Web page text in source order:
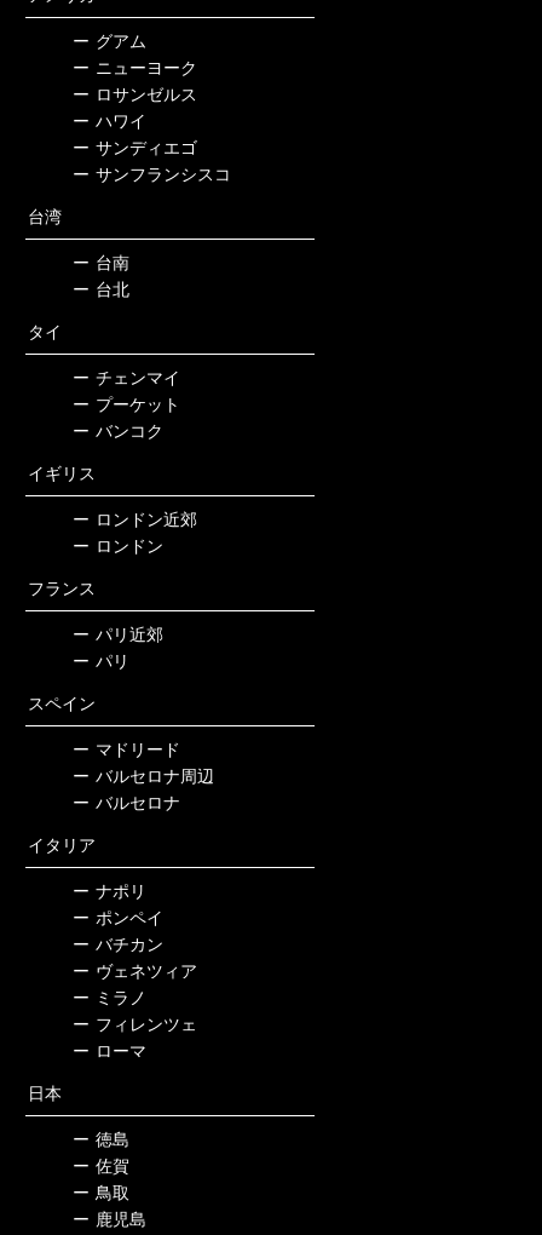
ー グアム
ー ニューヨーク
ー ロサンゼルス
ー ハワイ
ー サンディエゴ
ー サンフランシスコ
台湾
ー 台南
ー 台北
タイ
ー チェンマイ
ー プーケット
ー バンコク
イギリス
ー ロンドン近郊
ー ロンドン
フランス
ー パリ近郊
ー パリ
スペイン
ー マドリード
ー バルセロナ周辺
ー バルセロナ
イタリア
ー ナポリ
ー ポンペイ
ー バチカン
ー ヴェネツィア
ー ミラノ
ー フィレンツェ
ー ローマ
日本
ー 徳島
ー 佐賀
ー 鳥取
ー 鹿児島